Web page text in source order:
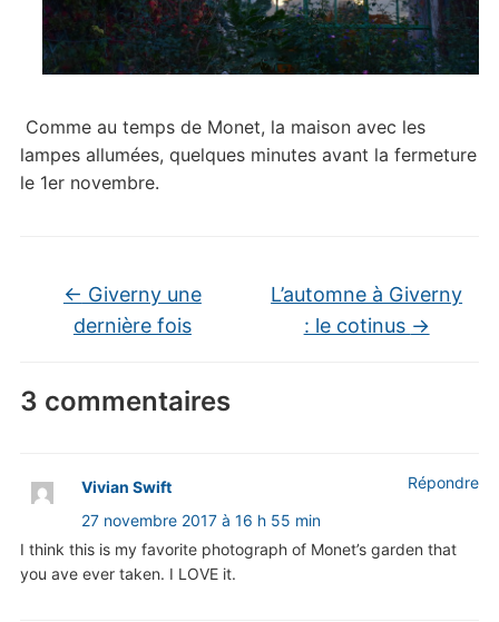
Comme au temps de Monet, la maison avec les
lampes allumées, quelques minutes avant la fermeture
le 1er novembre.
← Giverny une
dernière fois
L’automne à Giverny
: le cotinus →
3 commentaires
Vivian Swift
27 novembre 2017 à 16 h 55 min
I think this is my favorite photograph of Monet’s garden that
you ave ever taken. I LOVE it.
Répondre